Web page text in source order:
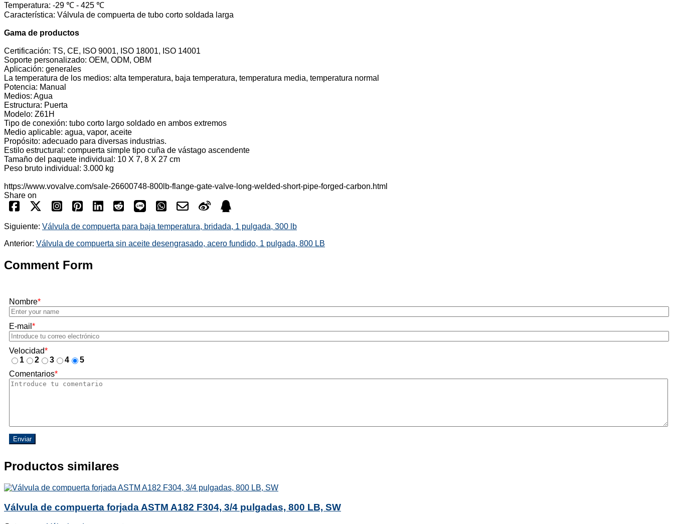
Temperatura: -29 ℃ - 425 ℃
Característica: Válvula de compuerta de tubo corto soldada larga
Gama de productos
Certificación: TS, CE, ISO 9001, ISO 18001, ISO 14001
Soporte personalizado: OEM, ODM, OBM
Aplicación: generales
La temperatura de los medios: alta temperatura, baja temperatura, temperatura media, temperatura normal
Potencia: Manual
Medios: Agua
Estructura: Puerta
Modelo: Z61H
Tipo de conexión: tubo corto largo soldado en ambos extremos
Medio aplicable: agua, vapor, aceite
Propósito: adecuado para diversas industrias.
Estilo estructural: compuerta simple tipo cuña de vástago ascendente
Tamaño del paquete individual: 10 X 7, 8 X 27 cm
Peso bruto individual: 3.000 kg
https://www.vovalve.com/sale-26600748-800lb-flange-gate-valve-long-welded-short-pipe-forged-carbon.html
Share on
Siguiente: Válvula de compuerta para baja temperatura, bridada, 1 pulgada, 300 lb
Anterior: Válvula de compuerta sin aceite desengrasado, acero fundido, 1 pulgada, 800 LB
Comment Form
Nombre*
E-mail *
Velocidad*
1
2 3 4
5
Comentarios*
Enviar
Productos similares
Válvula de compuerta forjada ASTM A182 F304, 3/4 pulgadas, 800 LB, SW